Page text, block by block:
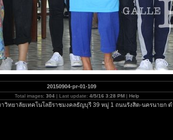
20150904-pr-01-109
Total images: 304| Last update: 4/5/16 3:28 PM| Help
าวิทยาลัยเทคโนโลยีราชมงคลธัญบุรี 39 หมู่ 1 ถนนรังสิต-นครนาย